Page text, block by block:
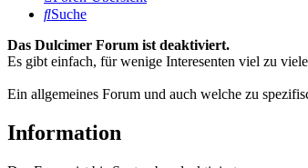
Suche
Das Dulcimer Forum ist deaktiviert.
Es gibt einfach, für wenige Interesenten viel zu
Ein allgemeines Forum und auch welche zu
Information